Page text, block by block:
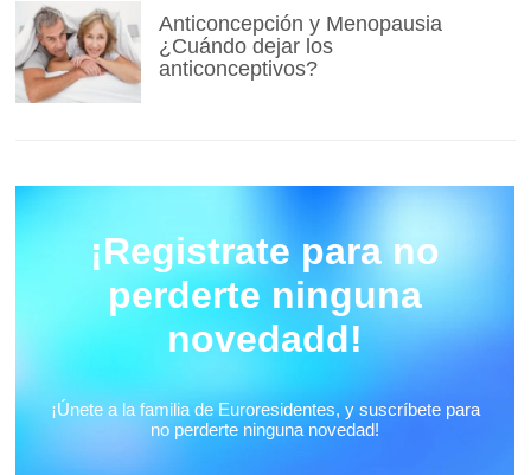
Anticoncepción y Menopausia
¿Cuándo dejar los
anticonceptivos?